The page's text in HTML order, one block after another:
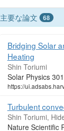
主要な論文 68
Bridging Solar
Heating
Shin Toriumi
Solar Physics
https://
Turbulent
Shin Toriumi,
Nature Scientific